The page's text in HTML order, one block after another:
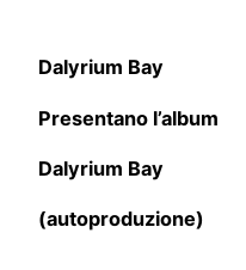
Dalyrium Bay
Presentano l’album
Dalyrium Bay
(autoproduzione)